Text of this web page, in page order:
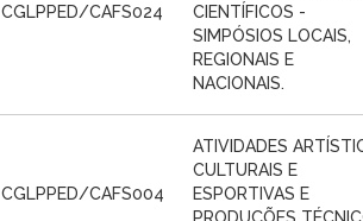
CGLPPED/CAFS024
CIENTÍFICOS -
SIMPÓSIOS LOCAIS,
REGIONAIS E
NACIONAIS.
CGLPPED/CAFS004
ATIVIDADES
CULTURAIS E
ESPORTIVAS E